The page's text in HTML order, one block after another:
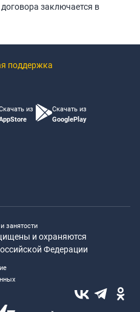
заключается в
поддержка
из
Скачать из
GooglePlay
занятости
и охраняются
Федерации